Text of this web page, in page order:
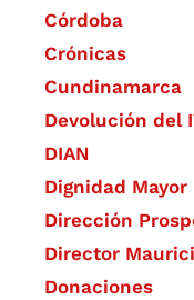
Córdoba
Crónicas
Cundinamarca
Devolución del
DIAN
Dignidad Mayor
Dirección
Director
Donaciones